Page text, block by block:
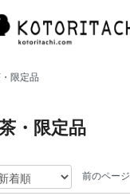
限定品
・限定品
前のページ